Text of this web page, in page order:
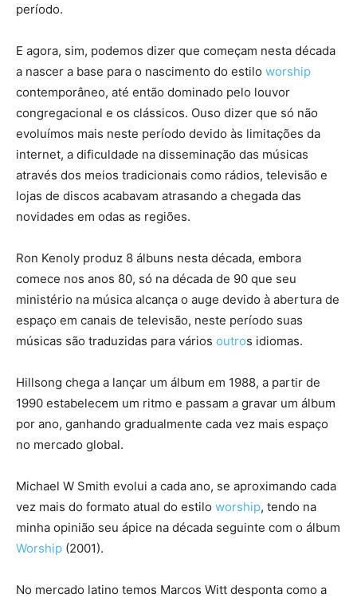
período.
E agora, sim, podemos dizer que começam nesta década
a nascer a base para o nascimento do estilo worship
contemporâneo, até então dominado pelo louvor
congregacional e os clássicos. Ouso dizer que só não
evoluímos mais neste período devido às limitações da
internet, a dificuldade na disseminação das músicas
através dos meios tradicionais como rádios, televisão e
lojas de discos acabavam atrasando a chegada das
novidades em odas as regiões.
Ron Kenoly produz 8 álbuns nesta década, embora
comece nos anos 80, só na década de 90 que seu
ministério na música alcança o auge devido à abertura de
espaço em canais de televisão, neste período suas
músicas são traduzidas para vários outros idiomas.
Hillsong chega a lançar um álbum em 1988, a partir de
1990 estabelecem um ritmo e passam a gravar um álbum
por ano, ganhando gradualmente cada vez mais espaço
no mercado global.
Michael W Smith evolui a cada ano, se aproximando cada
vez mais do formato atual do estilo worship, tendo na
minha opinião seu ápice na década seguinte com o álbum
Worship (2001).
No mercado latino temos Marcos Witt desponta como a